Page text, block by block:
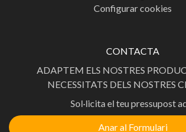
Configurar cookies
CONTACTA
ADAPTEM ELS NOSTRES
NECESSITATS DELS NOSTRES
Sol·licita el teu pressupost
Anar al Formulari